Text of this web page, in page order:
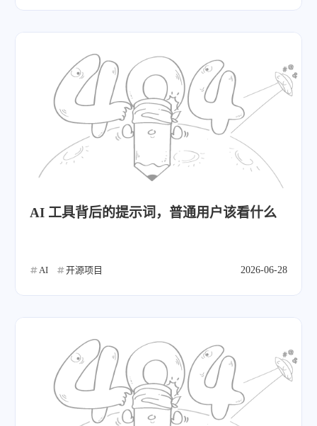
AI 工具背后的提示词，普通用户该看什么
AI 开源项目 2026-06-28